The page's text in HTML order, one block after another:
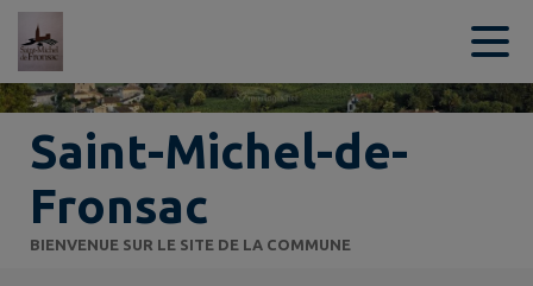
Contenu
Saint-Michel-de-
Fronsac
BIENVENUE SUR LE SITE DE LA COMMUNE